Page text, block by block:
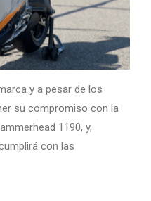
y a pesar de los
su compromiso con la
1190, y,
con las